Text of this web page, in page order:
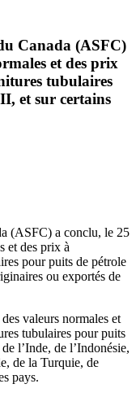
Canada (ASFC)
et des prix
tubulaires
et sur certains
(ASFC) a conclu, le 25
et des prix à
pour puits de pétrole
ou exportés de
valeurs normales et
tubulaires pour puits
l’Inde, de l’Indonésie,
de la Turquie, de
pays.